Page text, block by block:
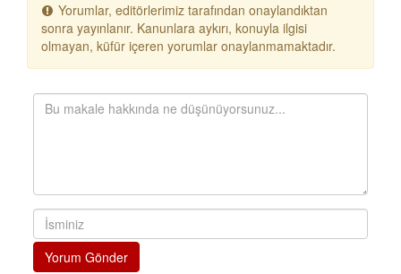
Yorumlar, editörlerimiz tarafından onaylandıktan
sonra yayınlanır. Kanunlara aykırı, konuyla ilgisi
olmayan, küfür içeren yorumlar onaylanmamaktadır.
Yorum Gönder